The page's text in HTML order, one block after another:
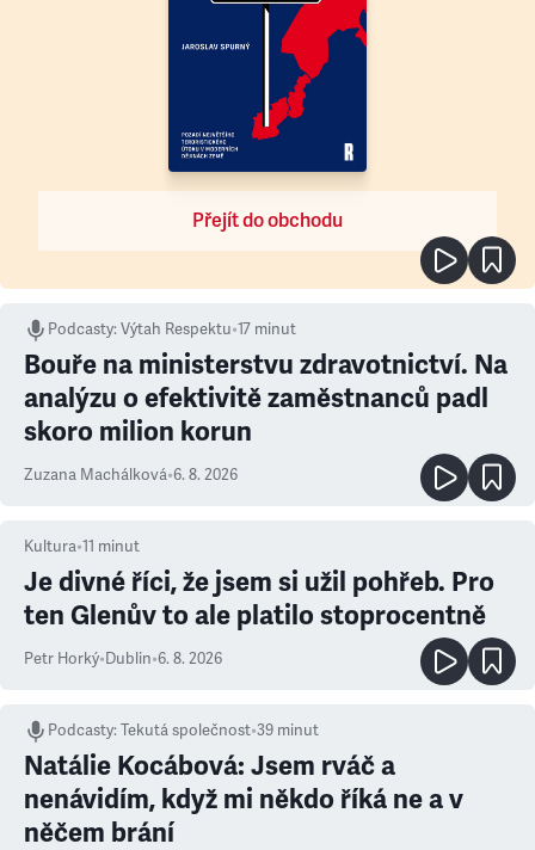
Přejít do obchodu
Podcasty:Výtah Respektu•17 minut
Bouře na ministerstvu zdravotnictví. Na
analýzu o efektivitě zaměstnanců padl
skoro milion korun
Zuzana Machálková•6. 8. 2026
Kultura•11 minut
Je divné říci, že jsem si užil pohřeb. Pro
ten Glenův to ale platilo stoprocentně
Petr Horký•Dublin•6. 8. 2026
Podcasty:Tekutá společnost•39 minut
Natálie Kocábová: Jsem rváč a
nenávidím, když mi někdo říká ne a v
něčem brání